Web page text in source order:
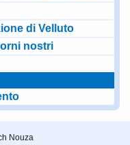
di Velluto
nostri
Nouza